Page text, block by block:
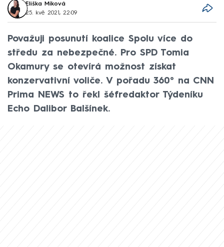
Eliška Míková
25. kvě 2021, 22:09
Považuji posunutí koalice Spolu více do
středu za nebezpečné. Pro SPD Tomia
Okamury se otevírá možnost získat
konzervativní voliče. V pořadu 360° na CNN
Prima NEWS to řekl šéfredaktor Týdeníku
Echo Dalibor Balšínek.